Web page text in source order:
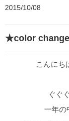
2015/10/08
★color
こんにち
ぐぐ
一年の